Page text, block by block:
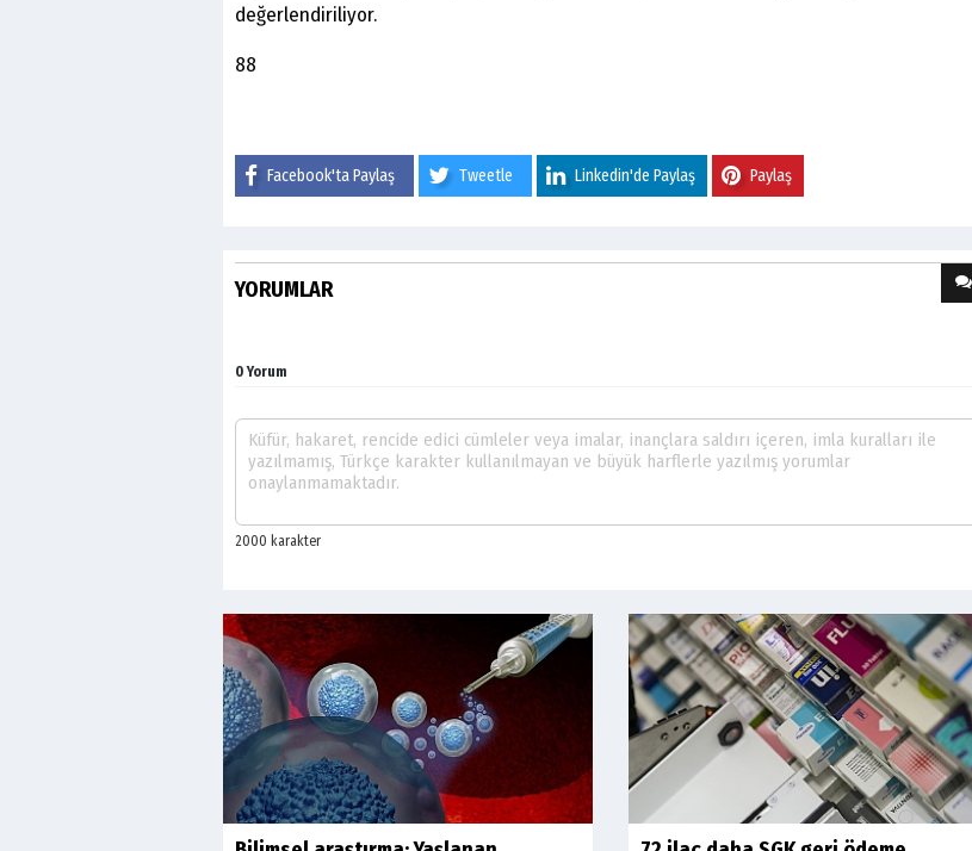
değerlendiriliyor.
88
Facebook'ta Paylaş Tweetle Linkedin'de Paylaş Paylaş
YORUMLAR
0 Yorum